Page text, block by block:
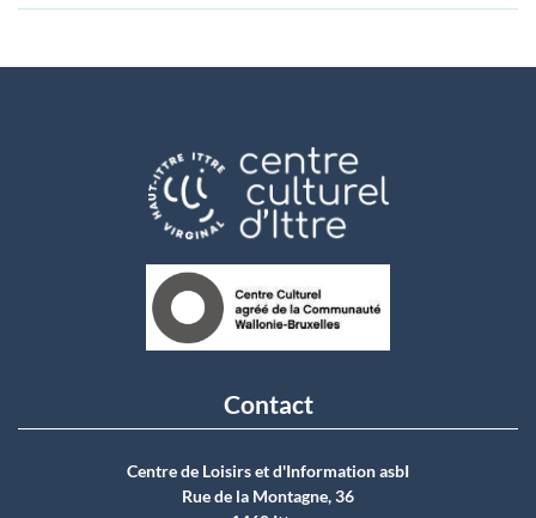
Contact
Centre de Loisirs et d'Information asbI
Rue de la Montagne, 36